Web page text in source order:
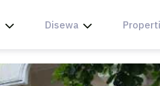
Disewa Properti